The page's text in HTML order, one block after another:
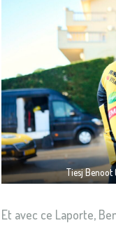
Tiesj
Et avec ce Laporte,